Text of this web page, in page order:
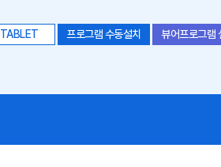
TABLET 프로그램 수동설치 뷰어프로그램